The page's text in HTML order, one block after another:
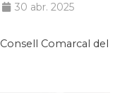
30 abr. 2025
Comarcal del